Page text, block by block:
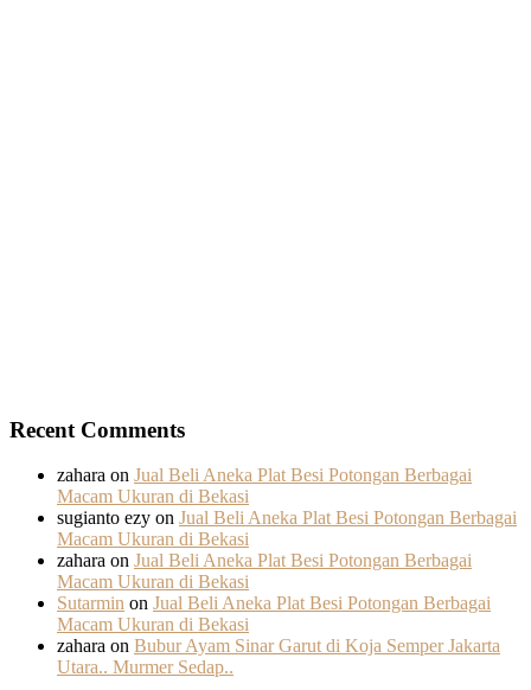
Recent Comments
zahara on Jual Beli Aneka Plat Besi Potongan Berbagai
Macam Ukuran di Bekasi
sugianto ezy on Jual Beli Aneka Plat Besi Potongan Berbagai
Macam Ukuran di Bekasi
zahara on Jual Beli Aneka Plat Besi Potongan Berbagai
Macam Ukuran di Bekasi
Sutarmin on Jual Beli Aneka Plat Besi Potongan Berbagai
Macam Ukuran di Bekasi
zahara on Bubur Ayam Sinar Garut di Koja Semper Jakarta
Utara.. Murmer Sedap..